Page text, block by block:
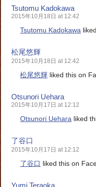
Tsutomu Kadokawa
2015年10月18日 at 12:42
Tsutomu Kadokawa
松尾悠輝
2015年10月18日 at 12:42
松尾悠輝 liked this on
Otsunori Uehara
2015年10月17日 at 12:12
Otsunori Uehara liked
了谷口
2015年10月17日 at 12:12
了谷口 liked this on
Yumi Teraoka